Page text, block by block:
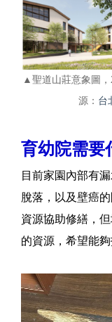
▲聖道山莊意象圖，
源： 台
育幼院需要
目前家園內部有
脫落，以及壁癌
資源協助修繕，
的資源，希望能